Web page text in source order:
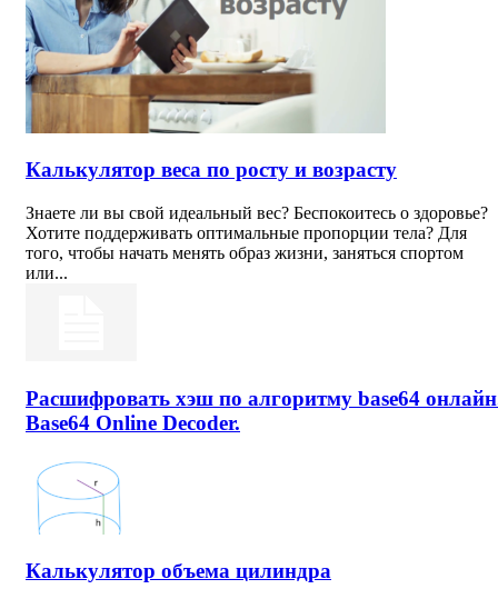
Калькулятор веса по росту и возрасту
Знаете ли вы свой идеальный вес? Беспокоитесь о здоровье?
Хотите поддерживать оптимальные пропорции тела? Для
того, чтобы начать менять образ жизни, заняться спортом
или...
Расшифровать хэш по алгоритму base64
Base64 Online Decoder.
Калькулятор объема цилиндра